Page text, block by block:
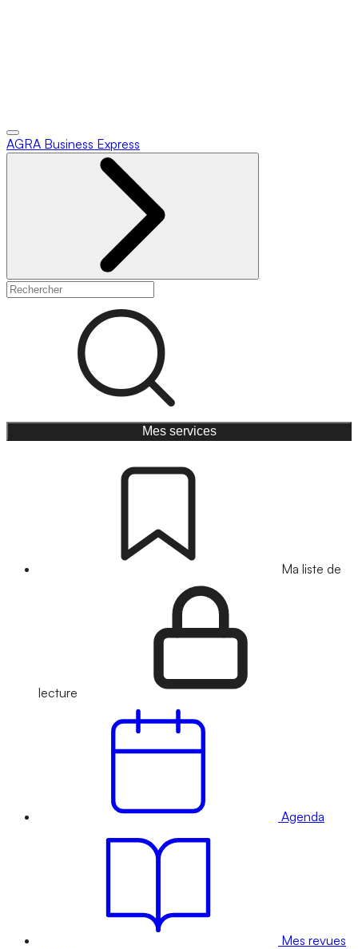
AGRA Business Express
Mes services
Ma liste de
lecture
Agenda
Mes revues